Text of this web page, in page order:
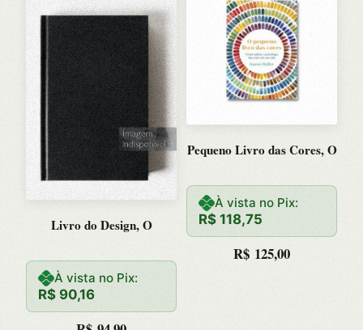
Livro do Design, O
À vista no Pix:
R$ 90,16
Pequeno Livro das Cores, O
À vista no Pix:
R$ 118,75
R$ 125,00